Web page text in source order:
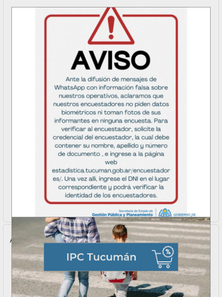
Aviso Importante
VERIFICAR AQUÍ..